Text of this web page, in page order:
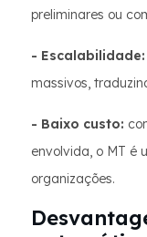
preliminares ou
- Escalabilidade:
massivos,
- Baixo custo:
envolvida, o MT é
organizações.